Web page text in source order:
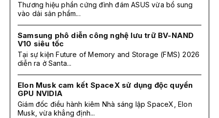
Thương hiệu phần cứng đình đám ASUS vừa bổ sung
vào dải sản phẩm...
Samsung phô diễn công nghệ lưu trữ BV-NAND
V10 siêu tốc
Tại sự kiện Future of Memory and Storage (FMS) 2026
diễn ra ở Santa...
Elon Musk cam kết SpaceX sử dụng độc quyền
GPU NVIDIA
Giám đốc điều hành kiêm Nhà sáng lập SpaceX, Elon
Musk, vừa khẳng định...